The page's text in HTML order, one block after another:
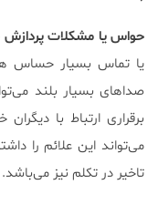
حواس یا مشکلات
یا تماس بسیار حساس
صدا‌های بسیار بلند
برقراری ارتباط با
می‌تواند این علائم را
تاخیر در تکلم نیز می‌باشد.